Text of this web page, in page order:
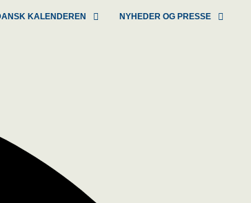
KALENDEREN NYHEDER OG PRESSE